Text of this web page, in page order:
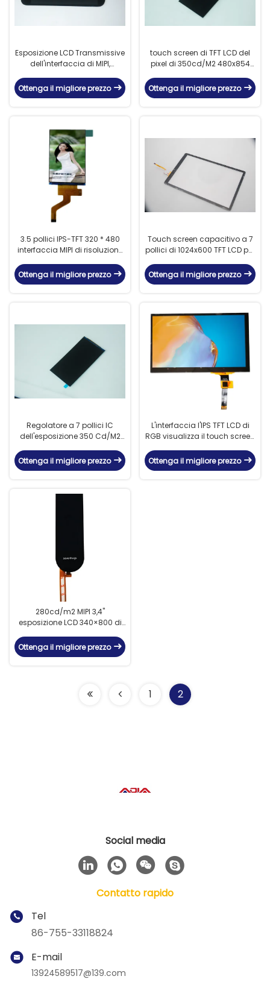
Esposizione LCD Transmissive
dell'interfaccia di MIPI,
capacitivo di 16.7M Color TFT
Ottenga il migliore prezzo
touch screen di TFT LCD del
pixel di 350cd/M2 480x854
Ottenga il migliore prezzo
3.5 pollici IPS-TFT 320 * 480
interfaccia MIPI di risoluzione
capacitivo
Ottenga il migliore prezzo
Touch screen capacitivo a 7
pollici di 1024x600 TFT LCD per
Ottenga il migliore prezzo
Regolatore a 7 pollici IC
dell'esposizione 350 Cd/M2
1024x600 IPS di simmetria
Ottenga il migliore prezzo
L'interfaccia l'IPS TFT LCD di
RGB visualizza il touch screen
1024x600
Ottenga il migliore prezzo
280cd/m2 MIPI 3,4"
esposizione LCD 340×800 di
Reading Pen
Ottenga il migliore prezzo
1 2
Social media
Contatto rapido
Tel
86-755-33118824
E-mail
13924589517@139.com